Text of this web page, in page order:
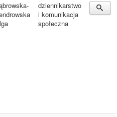
dziennikarstwo
i komunikacja
społeczna